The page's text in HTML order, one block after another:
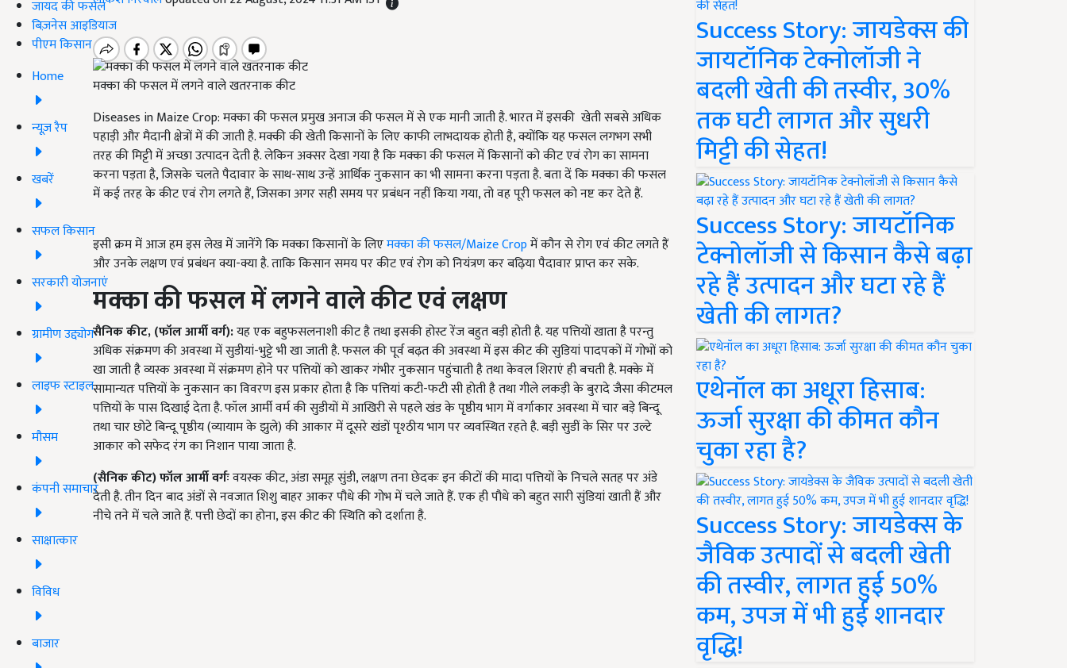
जायद की फसल
बिज़नेस आइडियाज
पीएम किसान
Home
न्यूज़ रैप
खबरें
सफल किसान
सरकारी योजनाएं
ग्रामीण उद्द्योग
लाइफ स्टाइल
मौसम
कंपनी समाचार
साक्षात्कार
विविध
बाजार
मक्का की फसल में लगने वाले खतरनाक कीट
Diseases in Maize Crop: मक्का की फसल प्रमुख अनाज की फसल में से एक मानी जाती है. भारत में इसकी खेती सबसे अधिक
पहाड़ी और मैदानी क्षेत्रों में की जाती है. मक्की की खेती किसानों के लिए काफी लाभदायक होती है, क्योंकि यह फसल लगभग सभी
तरह की मिट्टी में अच्छा उत्पादन देती है. लेकिन अक्सर देखा गया है कि मक्का की फसल में किसानों को कीट एवं रोग का सामना
करना पड़ता है, जिसके चलते पैदावार के साथ-साथ उन्हें आर्थिक नुकसान का भी सामना करना पड़ता है. बता दें कि मक्का की फसल
में कई तरह के कीट एवं रोग लगते हैं, जिसका अगर सही समय पर प्रबंधन नहीं किया गया, तो वह पूरी फसल को नष्ट कर देते हैं.
इसी क्रम में आज हम इस लेख में जानेंगे कि मक्का किसानों के लिएमक्का की फसल/Maize Cropमें कौन से रोग एवं कीट लगते हैं
और उनके लक्षण एवं प्रबंधन क्या-क्या है. ताकि किसान समय पर कीट एवं रोग को नियंत्रण कर बढ़िया पैदावार प्राप्त कर सके.
मक्का की फसल में लगने वाले कीट एवं लक्षण
सैनिक कीट, (फॉल आर्मी वर्ग):यह एक बहुफसलनाशी कीट है तथा इसकी होस्ट रेंज बहुत बड़ी होती है. यह पत्तियों खाता है परन्तु
अधिक संक्रमण की अवस्था में सुडीयां-भुट्टे भी खा जाती है. फसल की पूर्व बढ़त की अवस्था में इस कीट की सुडियां पादपकों में गोभों को
खा जाती है व्यस्क अवस्था में संक्रमण होने पर पत्तियों को खाकर गंभीर नुकसान पहुंचाती है तथा केवल शिराएं ही बचती है. मक्के में
सामान्यतः पत्तियों के नुकसान का विवरण इस प्रकार होता है कि पत्तियां कटी-फटी सी होती है तथा गीले लकड़ी के बुरादे जैसा कीटमल
पत्तियों के पास दिखाई देता है. फॉल आर्मी वर्म की सुडीयों में आखिरी से पहले खंड के पृष्ठीय भाग में वर्गाकार अवस्था में चार बड़े बिन्दू
तथा चार छोटे बिन्दू पृष्ठीय (व्यायाम के झुले) की आकार में दूसरे खंडों पृश्ठीय भाग पर व्यवस्थित रहते है. बड़ी सुडीं के सिर पर उल्टे
आकार को सफेद रंग का निशान पाया जाता है.
(सैनिक कीट) फॉल आर्मी वर्गःवयस्क कीट, अंडा समूह सुंडी, लक्षण तना छेदकः इन कीटों की मादा पत्तियों के निचले सतह पर अंडे
देती है. तीन दिन बाद अंडों से नवजात शिशु बाहर आकर पौधे की गोभ में चले जाते हैं. एक ही पौधे को बहुत सारी सुंडियां खाती हैं और
नीचे तने में चले जाते हैं. पत्ती छेदों का होना, इस कीट की स्थिति को दर्शाता है.
Success Story: जायडेक्स की
जायटॉनिक टेक्नोलॉजी ने
बदली खेती की तस्वीर, 30%
तक घटी लागत और सुधरी
मिट्टी की सेहत!
Success Story: जायटॉनिक
टेक्नोलॉजी से किसान कैसे बढ़ा
रहे हैं उत्पादन और घटा रहे हैं
खेती की लागत?
एथेनॉल का अधूरा हिसाब:
ऊर्जा सुरक्षा की कीमत कौन
चुका रहा है?
Success Story: जायडेक्स के
जैविक उत्पादों से बदली खेती
की तस्वीर, लागत हुई 50%
कम, उपज में भी हुई शानदार
वृद्धि!